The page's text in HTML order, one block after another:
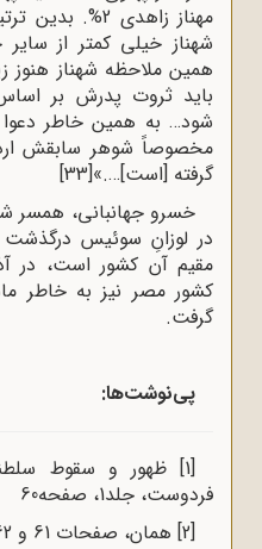
مهناز زاهدی
شهناز خیلی کمتر از
همین ملاحظه شهناز هنوز
باید ثروت پدرش بر
شود… به همین خاطر دعوا
مخصوصاً شوهر سابقش
گرفته [است]….»[33]
در لوزانِ سوئیس
کشور مصر نیز به خاطر
گرفت.
پی‌نوشت‌ها:
[1] ظهور و سقوط
فردوست، جلد1، صفحه60
[2] همان، صفحات 61 و 62